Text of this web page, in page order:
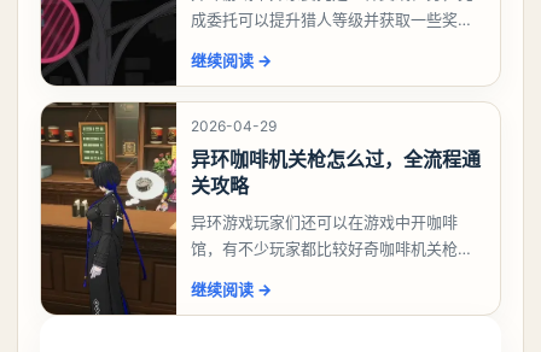
成委托可以提升猎人等级并获取一些奖
么做，今天游戏熊就来告诉大家。异环异
象委托唤孤归任务攻
继续阅读 →
2026-04-29
异环咖啡机关枪怎么过，全流程通
关攻略
异环游戏玩家们还可以在游戏中开咖啡
馆，有不少玩家都比较好奇咖啡机关枪应
机关枪攻略。异环咖啡机关枪怎么过一、
继续阅读 →